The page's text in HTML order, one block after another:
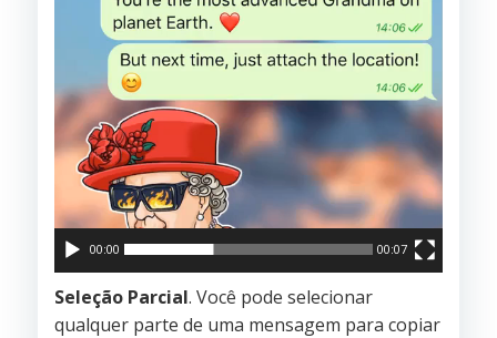
00:00 00:07
Seleção Parcial. Você pode selecionar
qualquer parte de uma mensagem para copiar